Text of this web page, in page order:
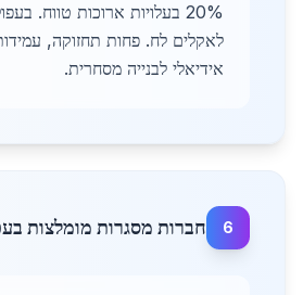
20% בעלויות ארוכות טווח.
אידיאלי לבנייה מסחרית.
6 חברות מסגרות מומלצות